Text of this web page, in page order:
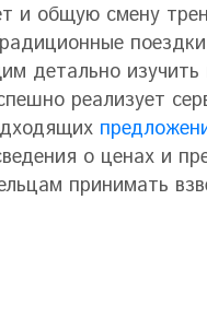
и общую смену
детально изучить
реализует
о ценах и
принимать